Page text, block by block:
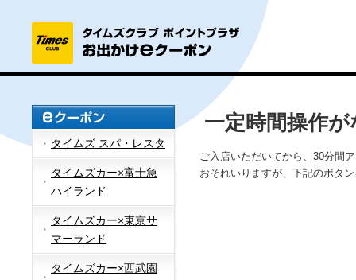
タイムズ スパ・レスタ
タイムズカー×富士急
ハイランド
タイムズカー×東京サ
マーランド
タイムズカー×西武園
一定時間操作
ご入店いただいてから、30分間
おそれいりますが、下記のボタ